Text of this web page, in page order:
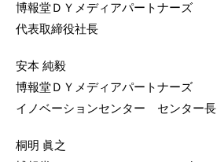
博報堂ＤＹメディアパートナーズ
代表取締役社長
安本 純毅
博報堂ＤＹメディアパートナーズ
イノベーションセンター センター長
桐明 眞之